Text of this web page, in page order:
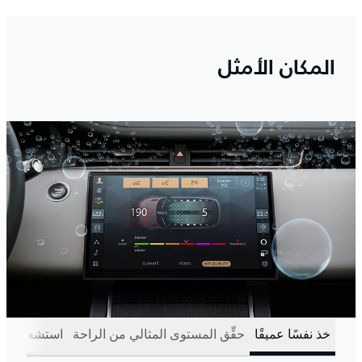
المكان الأمثل
خذ نفسًا عميقًا حقِّق المستوى المثالي من الراحة استشعر كل